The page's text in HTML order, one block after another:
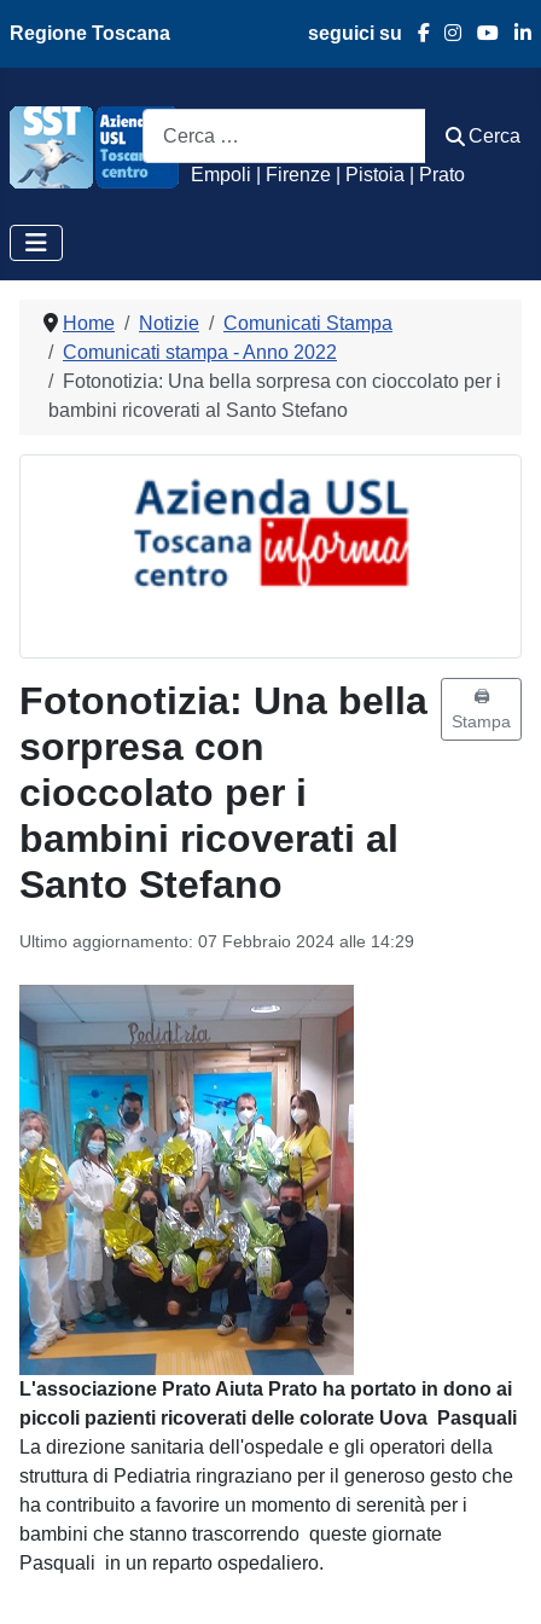
Regione Toscana seguici su
Azienda Usl
Empoli | Firenze | Pistoia | Prato
Cerca
Cerca
Home Notizie
Comunicati Stampa
Comunicati stampa - Anno 2022
Fotonotizia: Una bella sorpresa con cioccolato per i
bambini ricoverati al Santo Stefano
Fotonotizia: Una bella
sorpresa con
cioccolato per i
bambini ricoverati al
Santo Stefano
Ultimo aggiornamento: 07 Febbraio 2024 alle 14:29
🖨️
Stampa
L'associazione Prato Aiuta Prato ha portato in dono ai
piccoli pazienti ricoverati delle colorate Uova Pasquali
La direzione sanitaria dell'ospedale e gli operatori della
struttura di Pediatria ringraziano per il generoso gesto che
ha contribuito a favorire un momento di serenità per i
bambini che stanno trascorrendo queste giornate
Pasquali in un reparto ospedaliero.